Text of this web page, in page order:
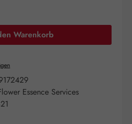
Gib den gewünschten
Warenkorb
Essence Services